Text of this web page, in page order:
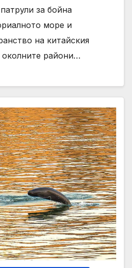
за бойна
море и
на китайския
райони…